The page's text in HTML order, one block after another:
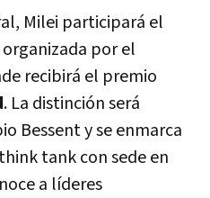
Milei participará el
por el
recibirá el premio
. La distinción será
Bessent y se enmarca
tank con sede en
a líderes